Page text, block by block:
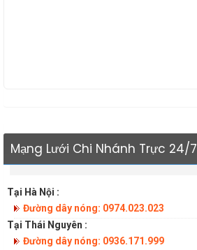
Mạng Lưới Chi Nhánh Trực 24/7
Tại Hà Nội :
Đường dây nóng: 0974.023.023
Tại Thái Nguyên :
Đường dây nóng: 0936.171.999